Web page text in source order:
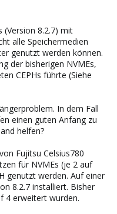
8.2.7) mit
alle Speichermedien
genutzt werden können.
der bisherigen NVMEs,
CEPHs führte (Siehe
In dem Fall
einen guten Anfang zu
helfen?
Fujitsu Celsius780
für NVMEs (je 2 auf
genutzt werden. Auf einer
8.2.7 installiert. Bisher
4 erweitert wurden.